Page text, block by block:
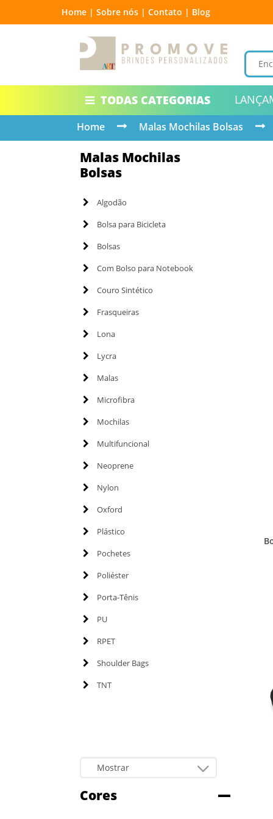
Home | Sobre nós | Contato | Blog
TODAS CATEGORIAS
Home Malas Mochilas Bolsas
Malas Mochilas
Bolsas
Algodão
Bolsa para Bicicleta
Bolsas
Com Bolso para Notebook
Couro Sintético
Frasqueiras
Lona
Lycra
Malas
Microfibra
Mochilas
Multifuncional
Neoprene
Nylon
Oxford
Plástico
Pochetes
Poliéster
Porta-Tênis
PU
RPET
Shoulder Bags
TNT
Cores